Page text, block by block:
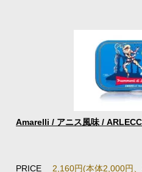
Amarelli / アニス風味 /
PRICE 2,160円(本体2,000円